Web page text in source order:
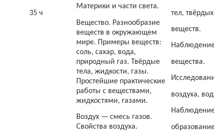
35 ч
Материки и части света.
Вещество. Разнообразие
веществ в окружающем
мире. Примеры веществ:
соль, сахар, вода,
природный газ. Твёрдые
тела, жидкости, газы.
Простейшие практические
работы с веществами,
жидкостями, газами.
Воздух — смесь газов.
Свойства воздуха.
тел, твёрдых,
веществ.
Наблюдение
вещества.
воздуха,
Наблюдение
образование